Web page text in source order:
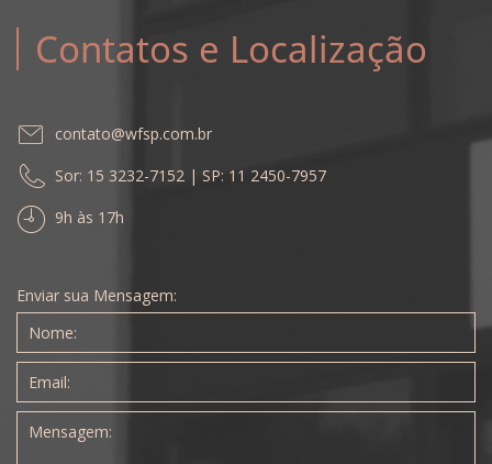
Contatos e Localização
contato@wfsp.com.br
Sor: 15 3232-7152 | SP: 11 2450-7957
9h às 17h
Enviar sua Mensagem: